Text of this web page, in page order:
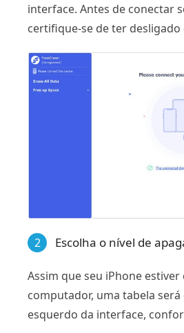
interface. Antes de conectar
certifique-se de ter desligado
2 Escolha o nível de
Assim que seu iPhone
computador, uma tabela
esquerdo da interface,